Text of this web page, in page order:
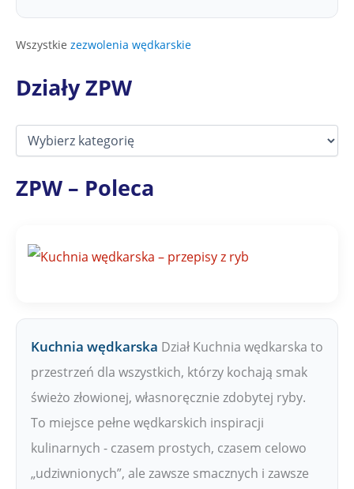
Wszystkie zezwolenia wędkarskie
Działy ZPW
D
a
łZPW – Poleca
Kuchnia wędkarska Dział Kuchnia wędkarska to
przestrzeń dla wszystkich, którzy kochają smak
świeżo złowionej, własnoręcznie zdobytej ryby.
To miejsce pełne wędkarskich inspiracji
kulinarnych - czasem prostych, czasem celowo
„udziwnionych”, ale zawsze smacznych i zawsze